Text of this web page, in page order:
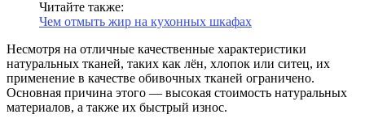
Читайте также:
Чем отмыть жир на кухонных шкафах
Несмотря на отличные качественные характеристики
натуральных тканей, таких как лён, хлопок или ситец, их
применение в качестве обивочных тканей ограничено.
Основная причина этого — высокая стоимость натуральных
материалов, а также их быстрый износ.